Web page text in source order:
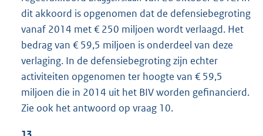
dit akkoord is opgenomen dat de defensiebegroting
vanaf 2014 met € 250 miljoen wordt verlaagd. Het
bedrag van € 59,5 miljoen is onderdeel van deze
verlaging. In de defensiebegroting zijn echter
activiteiten opgenomen ter hoogte van € 59,5
miljoen die in 2014 uit het BIV worden gefinancierd.
Zie ook het antwoord op vraag 10.